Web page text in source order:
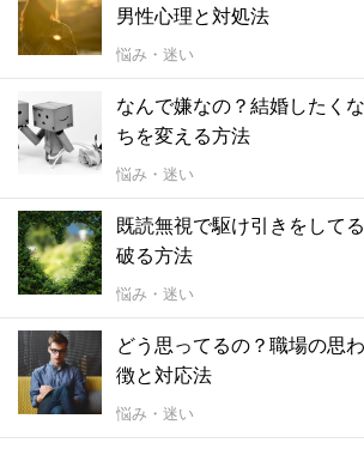
男性心理と対処法
悩み・迷い
なんで嫌なの？結婚したく
ちを変える方法
悩み・迷い
既読無視で駆け引きをして
破る方法
悩み・迷い
どう思ってるの？職場の思
徴と対応法
悩み・迷い